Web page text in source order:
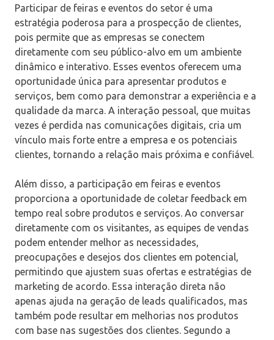
Participar de feiras e eventos do setor é uma
estratégia poderosa para a prospecção de clientes,
pois permite que as empresas se conectem
diretamente com seu público-alvo em um ambiente
dinâmico e interativo. Esses eventos oferecem uma
oportunidade única para apresentar produtos e
serviços, bem como para demonstrar a experiência e a
qualidade da marca. A interação pessoal, que muitas
vezes é perdida nas comunicações digitais, cria um
vínculo mais forte entre a empresa e os potenciais
clientes, tornando a relação mais próxima e confiável.
Além disso, a participação em feiras e eventos
proporciona a oportunidade de coletar feedback em
tempo real sobre produtos e serviços. Ao conversar
diretamente com os visitantes, as equipes de vendas
podem entender melhor as necessidades,
preocupações e desejos dos clientes em potencial,
permitindo que ajustem suas ofertas e estratégias de
marketing de acordo. Essa interação direta não
apenas ajuda na geração de leads qualificados, mas
também pode resultar em melhorias nos produtos
com base nas sugestões dos clientes. Segundo a